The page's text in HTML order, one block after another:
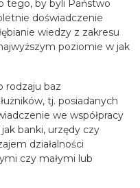
tego, by byli Państwo
doświadczenie
wiedzy z zakresu
poziomie w jak
rodzaju baz
tj. posiadanych
we współpracy
banki, urzędy czy
działalności
czy małymi lub